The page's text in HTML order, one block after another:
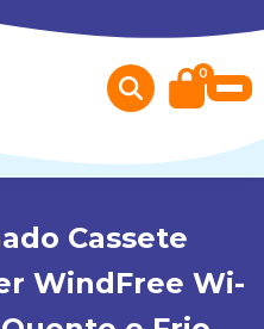
0
Cassete
WindFree Wi-